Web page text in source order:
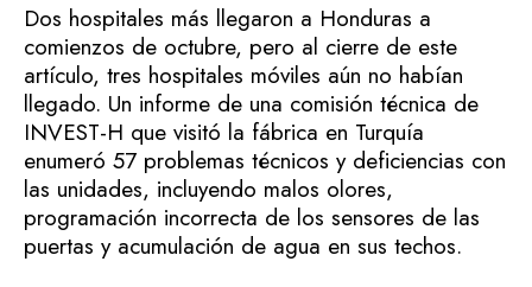
Dos hospitales más llegaron a Honduras a
comienzos de octubre, pero al cierre de este
artículo, tres hospitales móviles aún no habían
llegado. Un informe de una comisión técnica de
INVEST-H que visitó la fábrica en Turquía
enumeró 57 problemas técnicos y deficiencias con
las unidades, incluyendo malos olores,
programación incorrecta de los sensores de las
puertas y acumulación de agua en sus techos.